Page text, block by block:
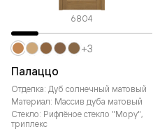
6804
Палаццо
Отделка: Дуб солнечный матовый
Материал: Массив дуба матовый
Стекло: Рифлёное стекло "Мору",
триплекс
+3